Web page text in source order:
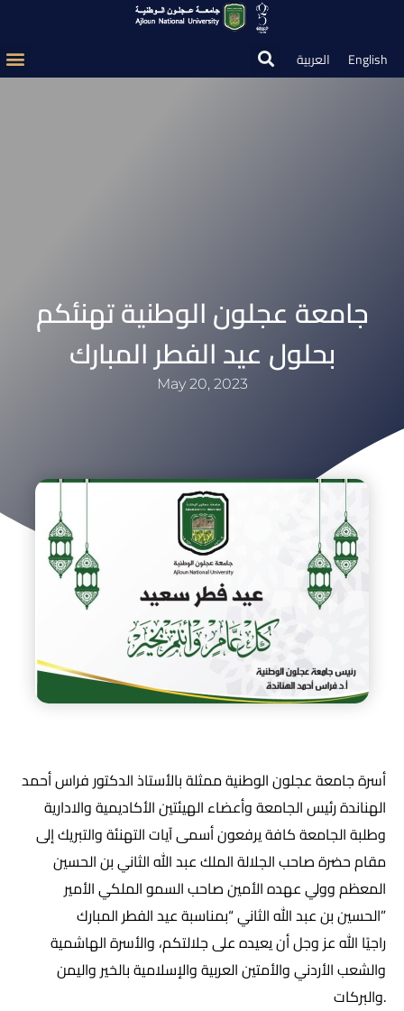
العربية English
جامعة عجلون الوطنية تهنئكم
بحلول عيد الفطر المبارك
May 20, 2023
أسرة جامعة عجلون الوطنية ممثلة بالأستاذ الدكتور فراس أحمد
الهناندة رئيس الجامعة وأعضاء الهيئتين الأكاديمية والادارية
وطلبة الجامعة كافة يرفعون أسمى آيات التهنئة والتبريك إلى
مقام حضرة صاحب الجلالة الملك عبد الله الثاني بن الحسين
المعظم وولي عهده الأمين صاحب السمو الملكي الأمير
الحسين بن عبد الله الثاني “بمناسبة عيد الفطر المبارك”
راجيًا الله عز وجل أن يعيده على جلالتكم، والأسرة الهاشمية
والشعب الأردني والأمتين العربية والإسلامية بالخير واليمن
والبركات.